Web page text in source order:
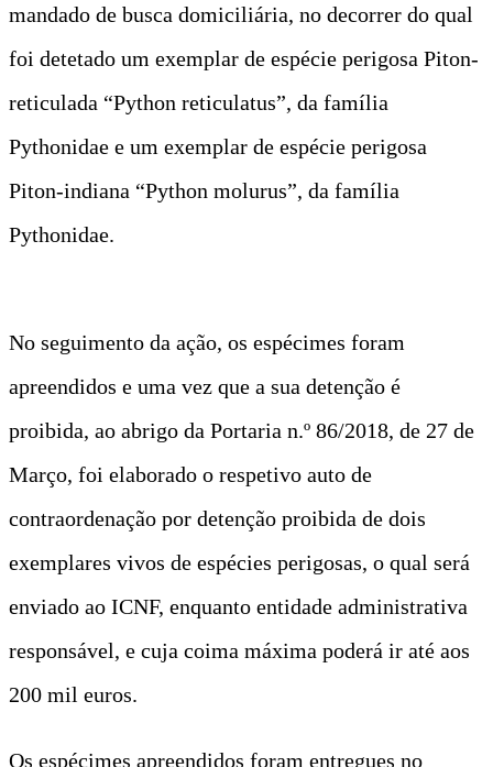
mandado de busca domiciliária, no decorrer do qual
foi detetado um exemplar de espécie perigosa Piton-
reticulada “Python reticulatus”, da família
Pythonidae e um exemplar de espécie perigosa
Piton-indiana “Python molurus”, da família
Pythonidae.
No seguimento da ação, os espécimes foram
apreendidos e uma vez que a sua detenção é
proibida, ao abrigo da Portaria n.º 86/2018, de 27 de
Março, foi elaborado o respetivo auto de
contraordenação por detenção proibida de dois
exemplares vivos de espécies perigosas, o qual será
enviado ao ICNF, enquanto entidade administrativa
responsável, e cuja coima máxima poderá ir até aos
200 mil euros.
Os espécimes apreendidos foram entregues no